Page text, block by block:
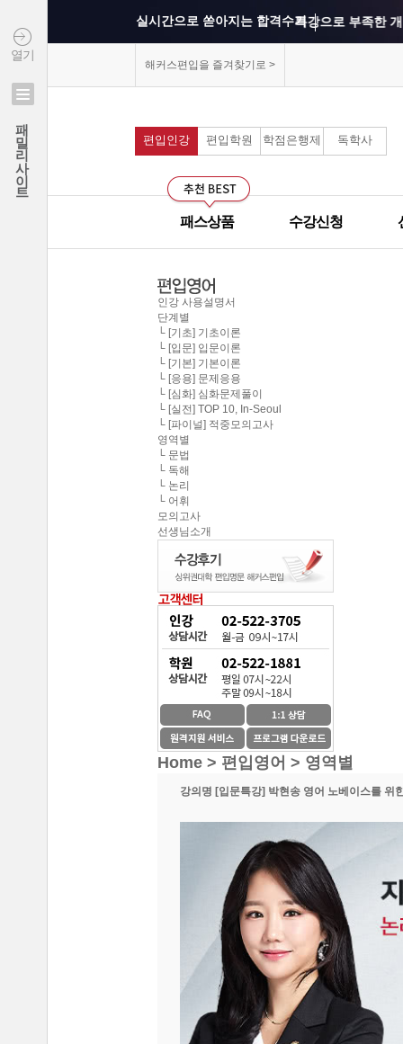
열기
패밀리사이트
실시간으로 쏟아지는 합격수기특강으로 부족한
선생님과의 카톡
이 달의 베스트강
스타강사진의 강
SNS나 페이지를
환급이라는 조건
수강제한이 없어
방대한 자료와 데
중간에 정리된 자
건국대학교 최종합격 이*준
중앙대학교 최종합격 이*영
건국대학교 최종합격 정*훈
서울시립대학교 최종합격 한*현
홍익대학교 최종합격 김*영
중앙대학교 최종합격 김*현
한국외국어대학교 최종합격 김*진
중앙대학교 최종합격 한*현
연세대학교 최종합격 김*진
건국대학교 최종합격 이*준
성균관대학교 최종합격 정*림
중앙대학교 최종합격 이*영
건국대학교 최종합격 정*훈
이화여자대학교 최종합격 김*현
중앙대학교 최종합격 이*준
서울시립대학교 최종합격 한*현
홍익대학교 최종합격 김*영
중앙대학교 최종합격 김*현
한국외국어대학교 최종합격 김*진
중앙대학교 최종합격 한*현
해커스편입을 즐겨찾기로 >
편입인강 편입학원 학점은행제 독학사
패스상품 수강신청
인강 사용설명서
단계별
└ [기초] 기초이론
└ [입문] 입문이론
└ [기본] 기본이론
└ [응용] 문제응용
└ [심화] 심화문제풀이
└ [실전] TOP 10, In-Seoul
└ [파이널] 적중모의고사
영역별
└ 문법
└ 독해
└ 논리
└ 어휘
모의고사
선생님소개
Home > 편입영어 > 영역별
강의명 [입문특강] 박현송 영어 노베이스를 위